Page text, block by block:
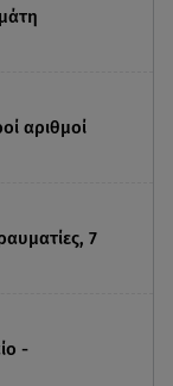
αριθμοί
7
-